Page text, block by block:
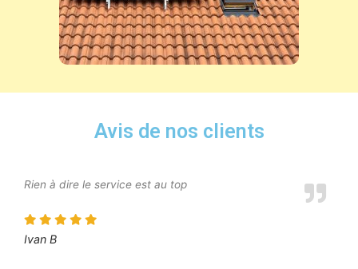
Avis de nos clients
Rien à dire le service est au top
Ivan B